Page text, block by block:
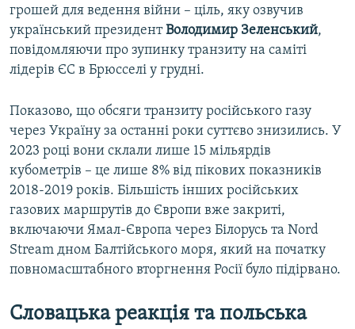
грошей для ведення війни – ціль, яку озвучив
український президентВолодимир Зеленський,
повідомляючи про зупинку транзиту на саміті
лідерів ЄС в Брюсселі у грудні.
Показово, що обсяги транзиту російського газу
через Україну за останні роки суттєво знизились. У
2023 році вони склали лише 15 мільярдів
кубометрів – це лише 8% від пікових показників
2018-2019 років. Більшість інших російських
газових маршрутів до Європи вже закриті,
включаючи Ямал-Європа через Білорусь та Nord
Stream дном Балтійського моря, який на початку
повномасштабного вторгнення Росії було підірвано.
Словацька реакція та польська